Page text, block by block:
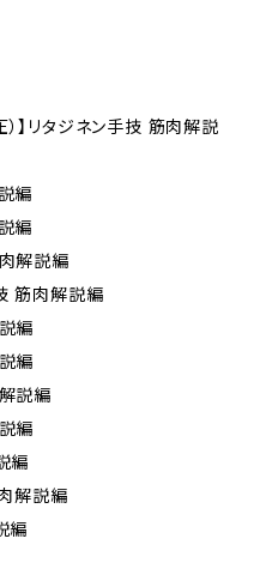
】リタジネン手技 筋肉解説
編
編
解説編
筋肉解説編
編
編
説編
編
編
解説編
編